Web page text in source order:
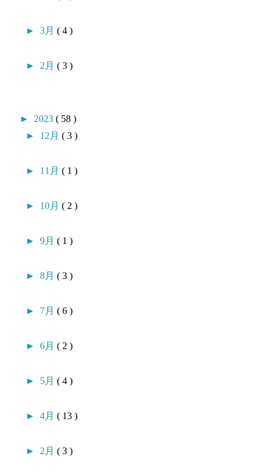
►3月( 4 )
► 2月( 3 )
► 2023( 58 )
► 12月( 3 )
► 11月( 1 )
► 10月( 2 )
►9月( 1 )
►8月( 3 )
► 7月( 6 )
►6月( 2 )
► 5月( 4 )
►4月( 13 )
► 2月( 3 )